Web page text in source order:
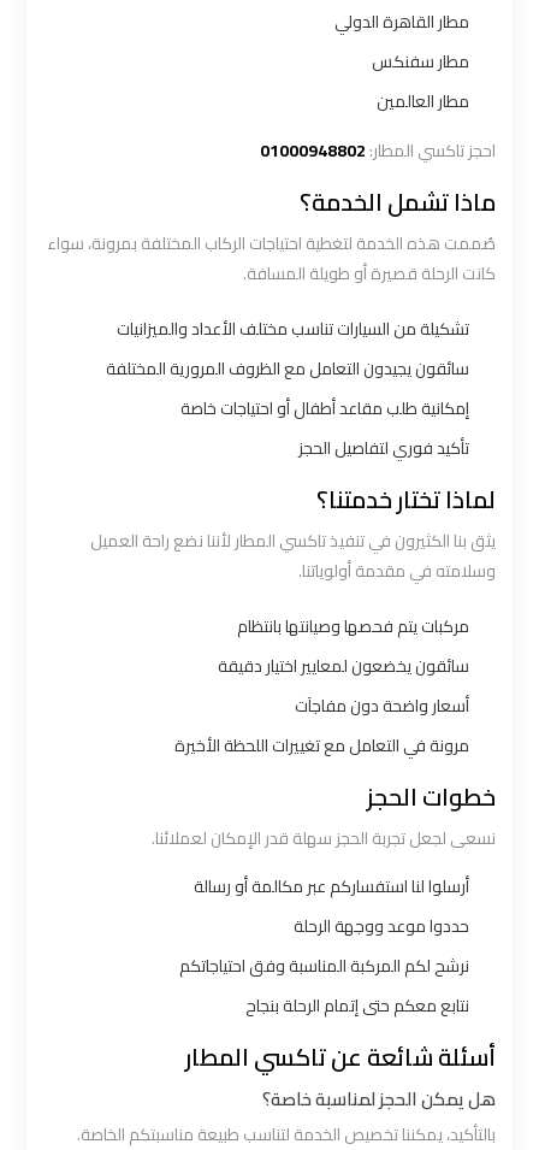
مطار القاهرة الدولي
مطار سفنكس
مطار العالمين
احجز تاكسي المطار:01000948802
ماذا تشمل الخدمة؟
صُممت هذه الخدمة لتغطية احتياجات الركاب المختلفة بمرونة، سواء
كانت الرحلة قصيرة أو طويلة المسافة.
تشكيلة من السيارات تناسب مختلف الأعداد والميزانيات
سائقون يجيدون التعامل مع الظروف المرورية المختلفة
إمكانية طلب مقاعد أطفال أو احتياجات خاصة
تأكيد فوري لتفاصيل الحجز
لماذا تختار خدمتنا؟
يثق بنا الكثيرون في تنفيذ تاكسي المطار لأننا نضع راحة العميل
وسلامته في مقدمة أولوياتنا.
مركبات يتم فحصها وصيانتها بانتظام
سائقون يخضعون لمعايير اختيار دقيقة
أسعار واضحة دون مفاجآت
مرونة في التعامل مع تغييرات اللحظة الأخيرة
خطوات الحجز
نسعى لجعل تجربة الحجز سهلة قدر الإمكان لعملائنا.
أرسلوا لنا استفساركم عبر مكالمة أو رسالة
حددوا موعد ووجهة الرحلة
نرشح لكم المركبة المناسبة وفق احتياجاتكم
نتابع معكم حتى إتمام الرحلة بنجاح
أسئلة شائعة عن تاكسي المطار
هل يمكن الحجز لمناسبة خاصة؟
بالتأكيد، يمكننا تخصيص الخدمة لتناسب طبيعة مناسبتكم الخاصة.
الأحمر
القاهرة
ليموزين
المطار
المطار
ليموزين
القاهرة
أسعار